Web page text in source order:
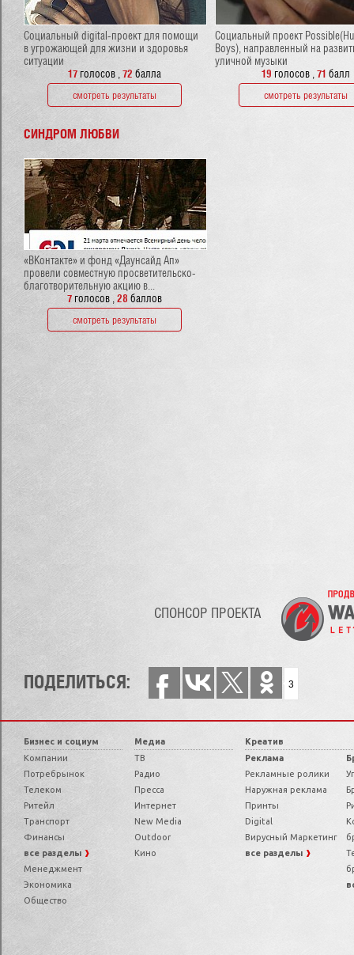
Социальный digital-проект для помощи
в угрожающей для жизни и здоровья
ситуации
17голосов ,72 балла
смотреть результаты
Социальный проект
Boys), направленный на
уличной музыки
19 голосов ,71балл
смотреть результаты
СИНДРОМ ЛЮБВИ
«ВКонтакте» и фонд «Даунсайд Ап»
провели совместную просветительско-
благотворительную акцию в...
7голосов ,28 баллов
смотреть результаты
СПОНСОР ПРОЕКТА
ПОДЕЛИТЬСЯ: 3
Бизнес и социум
Компании
Потребрынок
Телеком
Ритейл
Транспорт
Финансы
все разделы
Менеджмент
Экономика
Общество
Медиа
ТВ
Радио
Пресса
Интернет
New Media
Outdoor
Кино
Креатив
Реклама
Рекламные ролики
Наружная реклама
Принты
Digital
Вирусный Маркетинг
все разделы